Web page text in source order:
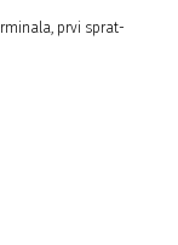
prvi sprat-